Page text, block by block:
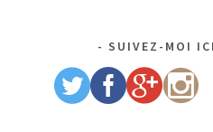
SUIVEZ-MOI